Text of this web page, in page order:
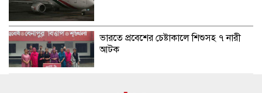
ভারতে প্রবেশের চেষ্টাকালে শিশুসহ ৭ নারী
আটক